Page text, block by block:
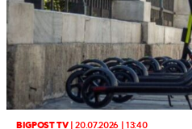
BIGPOST TV|20.07.2026 | 13:40